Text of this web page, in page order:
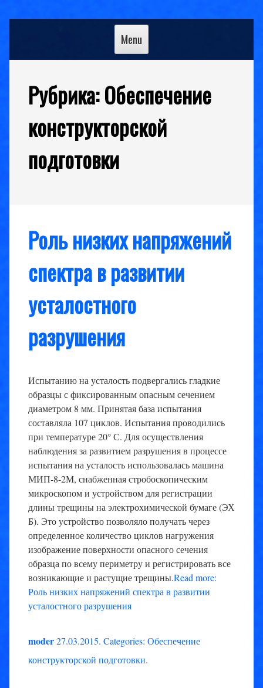
Skip
Menu
Рубрика:Обеспечение
конструкторской
подготовки
Роль низких напряжений
спектра в развитии
усталостного
разрушения
Испытанию на усталость подвергались гладкие
образцы с фиксированным опасным сечением
диаметром 8 мм. Принятая база испытания
составляла 107 циклов. Испытания проводились
при температуре 20° С. Для осуществления
наблюдения за развитием разрушения в процессе
испытания на усталость использовалась машина
МИП-8-2М, снабженная стробоскопическим
микроскопом и устройством для регистрации
длины трещины на электрохимической бумаге (ЭХ
Б). Это устройство позволяло получать через
определенное количество циклов нагружения
изображение поверхности опасного сечения
образца по всему периметру и регистрировать все
возникающие и растущие трещины.Read more:
Роль низких напряжений спектра в развитии
усталостного разрушения
moder27.03.2015. Categories: Обеспечение
конструкторской подготовки.